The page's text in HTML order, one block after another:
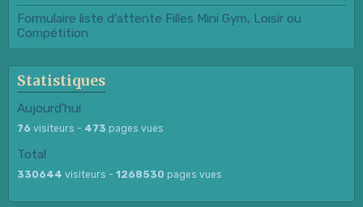
Formulaire liste d'attente Filles Mini Gym, Loisir ou
Compétition
Statistiques
Aujourd'hui
76 visiteurs - 473 pages vues
Total
330644 visiteurs - 1268530 pages vues